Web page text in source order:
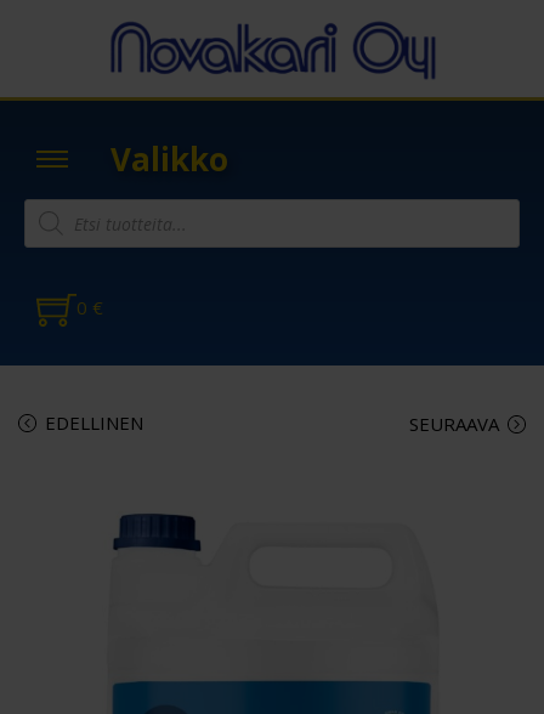
Valikko
0 €
EDELLINEN SEURAAVA